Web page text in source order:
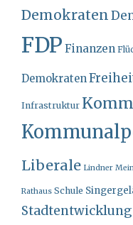
Demokraten
FDP Finanzen
Demokraten
Infrastruktur
Liberale Lindner
Rathaus Schule
Stadtentwicklung